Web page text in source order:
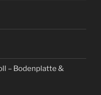
– Bodenplatte &